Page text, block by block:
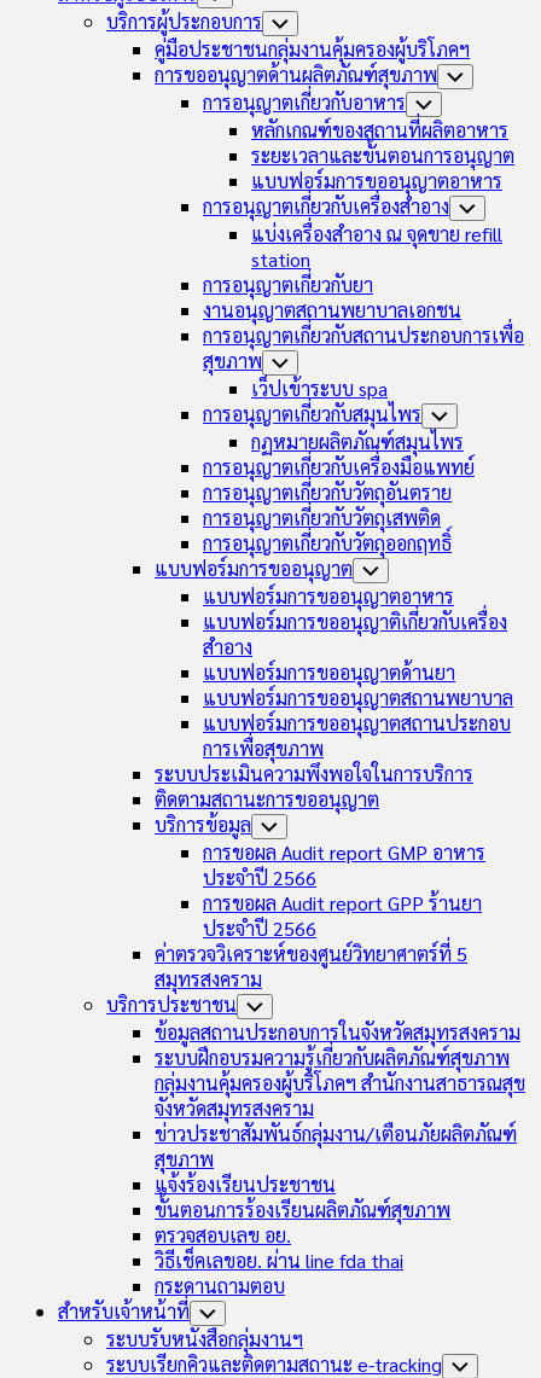
Child
Menu
บริการผู้ประกอบการ Toggle
Child
Menu
คู่มือประชาชนกลุ่มงานคุ้มครองผู้บริโภคฯ
การขออนุญาตด้านผลิตภัณฑ์สุขภาพ Toggle
การอนุญาตเกี่ยวกับอาหาร Toggle
Child
Menu
หลักเกณฑ์ของสถานที่ผลิตอาหาร
ระยะเวลาและขั้นตอนการอนุญาต
แบบฟอร์มการขออนุญาตอาหาร
การอนุญาตเกี่ยวกับเครื่องสำอาง Toggle
Child
Menu
แบ่งเครื่องสำอาง ณ จุดขาย refill
station
การอนุญาตเกี่ยวกับยา
งานอนุญาตสถานพยาบาลเอกชน
การอนุญาตเกี่ยวกับสถานประกอบการเพื่อ
สุขภาพ Toggle
Child
Menu
เว็ปเข้าระบบ spa
การอนุญาตเกี่ยวกับสมุนไพร Toggle
Child
Menu
กฏหมายผลิตภัณฑ์สมุนไพร
การอนุญาตเกี่ยวกับเครื่องมือแพทย์
การอนุญาตเกี่ยวกับวัตถุอันตราย
การอนุญาตเกี่ยวกับวัตถุเสพติด
การอนุญาตเกี่ยวกับวัตถุออกฤทธิ์
แบบฟอร์มการขออนุญาต Toggle
Child
Menu
แบบฟอร์มการขออนุญาตอาหาร
แบบฟอร์มการขออนุญาติเกี่ยวกับเครื่อง
สำอาง
แบบฟอร์มการขออนุญาตด้านยา
แบบฟอร์มการขออนุญาตสถานพยาบาล
แบบฟอร์มการขออนุญาตสถานประกอบ
การเพื่อสุขภาพ
ระบบประเมินความพึงพอใจในการบริการ
ติดตามสถานะการขออนุญาต
บริการข้อมูล Toggle
Child
Menu
การขอผล Audit report GMP อาหาร
ประจำปี 2566
การขอผล Audit report GPP ร้านยา
ประจำปี 2566
ค่าตรวจวิเคราะห์ของศูนย์วิทยาศาตร์ที่ 5
สมุทรสงคราม
บริการประชาชน Toggle
Child
Menu
ข้อมูลสถานประกอบการในจังหวัดสมุทรสงคราม
ระบบฝึกอบรมความรู้เกี่ยวกับผลิตภัณฑ์สุขภาพ
กลุ่มงานคุ้มครองผู้บริโภคฯ สำนักงานสาธารณสุข
จังหวัดสมุทรสงคราม
ข่าวประชาสัมพันธ์กลุ่มงาน/เตือนภัยผลิตภัณฑ์
สุขภาพ
แจ้งร้องเรียนประชาชน
ขั้นตอนการร้องเรียนผลิตภัณฑ์สุขภาพ
ตรวจสอบเลข อย.
วิธีเช็คเลขอย. ผ่าน line fda thai
กระดานถามตอบ
สำหรับเจ้าหน้าที่ Toggle
Child
Menu
ระบบรับหนังสือกลุ่มงานฯ
ระบบเรียกคิวและติดตามสถานะ e-tracking Toggle